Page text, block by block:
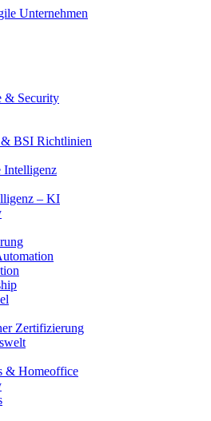
& Security
BSI Richtlinien
Intelligenz
– KI
Zertifizierung
& Homeoffice